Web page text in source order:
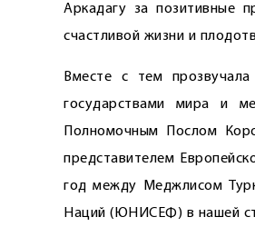
Аркадагу за позитивные
счастливой жизни и
Вместе с тем
государствами мира и
Полномочным Послом
представителем
год между Меджлисом
Наций (ЮНИСЕФ) в нашей